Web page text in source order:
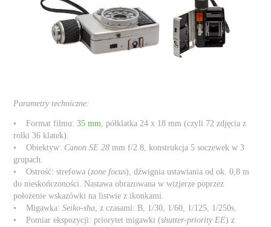
Parametry techniczne:
• Format filmu:35 mm, półklatka 24 x 18 mm (czyli 72 zdjęcia z
rolki 36 klatek).
• Obiektyw: Canon SE 28 mm f/2.8, konstrukcja 5 soczewek w 3
grupach.
• Ostrość: strefowa (zone focus), dźwignia ustawiania od ok. 0,8 m
do nieskończoności. Nastawa obrazowana w wizjerze poprzez
położenie wskazówki na listwie z ikonkami.
• Migawka:Seiko-sha, z czasami: B, 1/30, 1/60, 1/125, 1/250s.
• Pomiar ekspozycji: priorytet migawki (shutter-priority EE) z